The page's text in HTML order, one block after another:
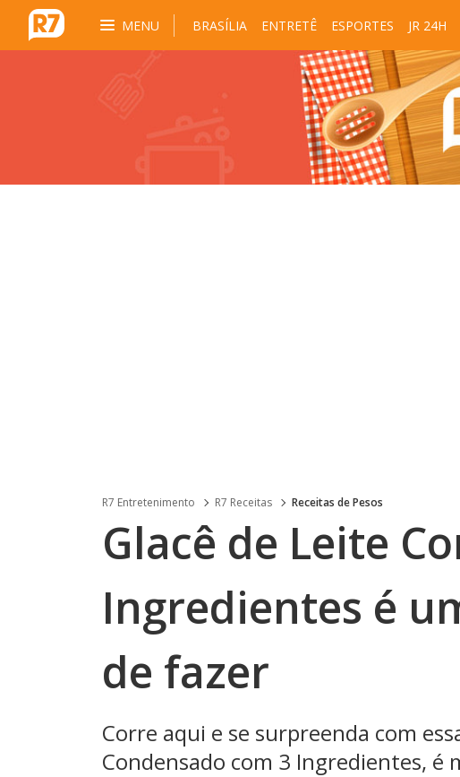
MENU BRASÍLIA ENTRETÊ ESPORTES JR 24H
R7 Entretenimento R7 Receitas Receitas de Pesos
Glacê de Leite
Ingredientes é
de fazer
Corre aqui e se surpreenda com
Condensado com 3 Ingredientes,